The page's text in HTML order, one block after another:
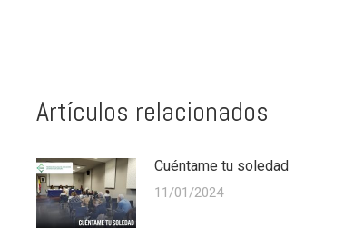
Artículos relacionados
Cuéntame tu soledad
11/01/2024